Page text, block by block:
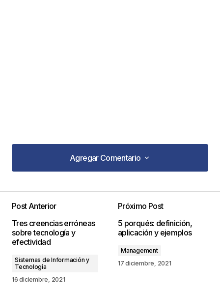
Agregar Comentario
Agregar Comentario
publicada. Los campos obligatorios están
marcados con
Comentario*
Post Anterior
Tres creencias erróneas
sobre tecnología y
efectividad
Sistemas de Información y
Tecnología
16 diciembre, 2021
Próximo Post
5 porqués: definición,
aplicación y ejemplos
Management
17 diciembre, 2021